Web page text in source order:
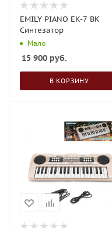
EMILY PIANO EK-7 BK
Синтезатор
Мало
15 900 руб.
В КОРЗИНУ